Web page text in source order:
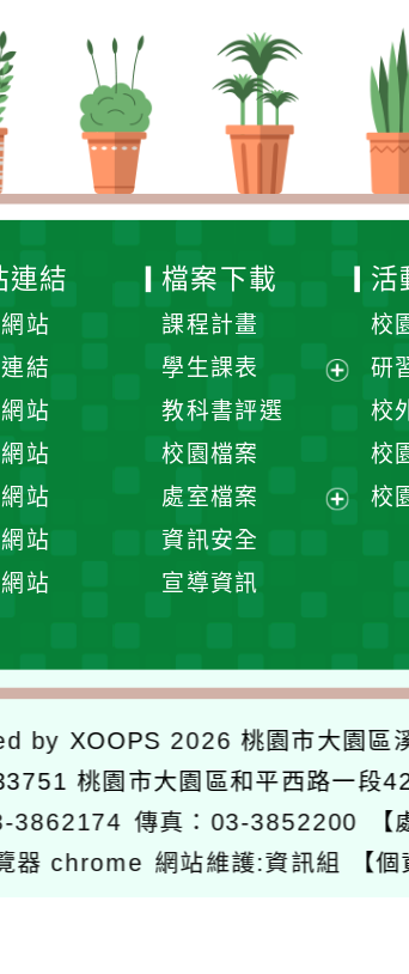
連結
站
結
站
站
站
站
站
檔案下載
課程計畫
學生課表
單
教科書評選
校園檔案
處室檔案
資訊安全
宣導資訊
活
校
研
校
校
校
by XOOPS 2026桃園市大園區
桃園市大園區和平西路一段
3862174 傳真：03-3852200
器 chrome 網站維護:資訊組 【